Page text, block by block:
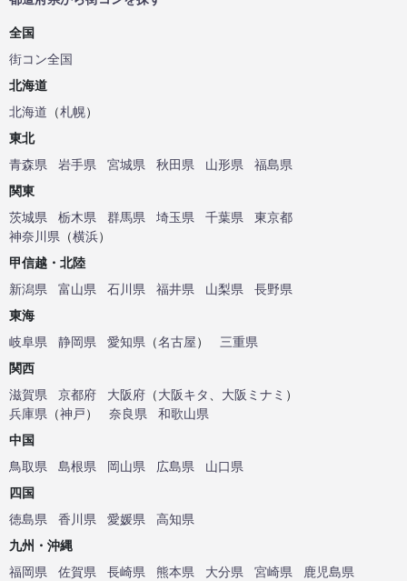
全国
街コン全国
北海道
北海道 （札幌）
東北
青森県
岩手県 宮城県 秋田県 山形県
福島県
関東
茨城県
栃木県 群馬県 埼玉県 千葉県
東京都
神奈川県 （横浜）
甲信越・北陸
新潟県
富山県 石川県 福井県 山梨県
長野県
東海
岐阜県
静岡県 愛知県 （名古屋）
三重県
関西
滋賀県
京都府 大阪府 （大阪キタ 大阪ミナミ ）
兵庫県 （神戸） 奈良県
和歌山県
中国
鳥取県
島根県 岡山県 広島県
山口県
四国
徳島県
香川県 愛媛県
高知県
九州・沖縄
福岡県
佐賀県 長崎県 熊本県 大分県 宮崎県
鹿児島県